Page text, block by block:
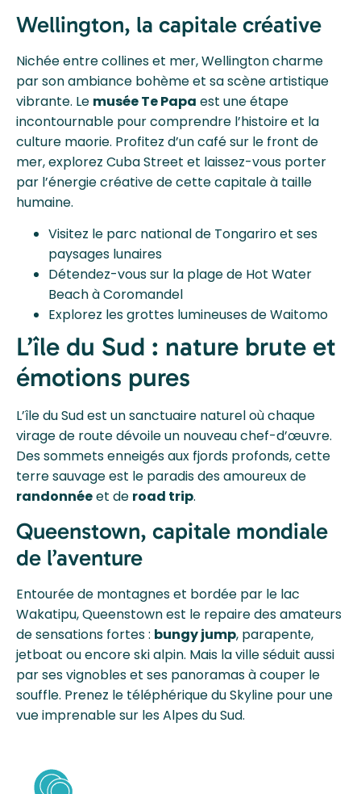
Wellington, la capitale créative
Nichée entre collines et mer, Wellington charme
par son ambiance bohème et sa scène artistique
vibrante. Le musée Te Papa est une étape
incontournable pour comprendre l’histoire et la
culture maorie. Profitez d’un café sur le front de
mer, explorez Cuba Street et laissez-vous porter
par l’énergie créative de cette capitale à taille
humaine.
Visitez le parc national de Tongariro et ses
paysages lunaires
Détendez-vous sur la plage de Hot Water
Beach à Coromandel
Explorez les grottes lumineuses de Waitomo
L’île du Sud : nature brute et
émotions pures
L’île du Sud est un sanctuaire naturel où chaque
virage de route dévoile un nouveau chef-d’œuvre.
Des sommets enneigés aux fjords profonds, cette
terre sauvage est le paradis des amoureux de
randonnéeet de road trip.
Queenstown, capitale mondiale
de l’aventure
Entourée de montagnes et bordée par le lac
Wakatipu, Queenstown est le repaire des amateurs
de sensations fortes : bungy jump, parapente,
jetboat ou encore ski alpin. Mais la ville séduit aussi
par ses vignobles et ses panoramas à couper le
souffle. Prenez le téléphérique du Skyline pour une
vue imprenable sur les Alpes du Sud.